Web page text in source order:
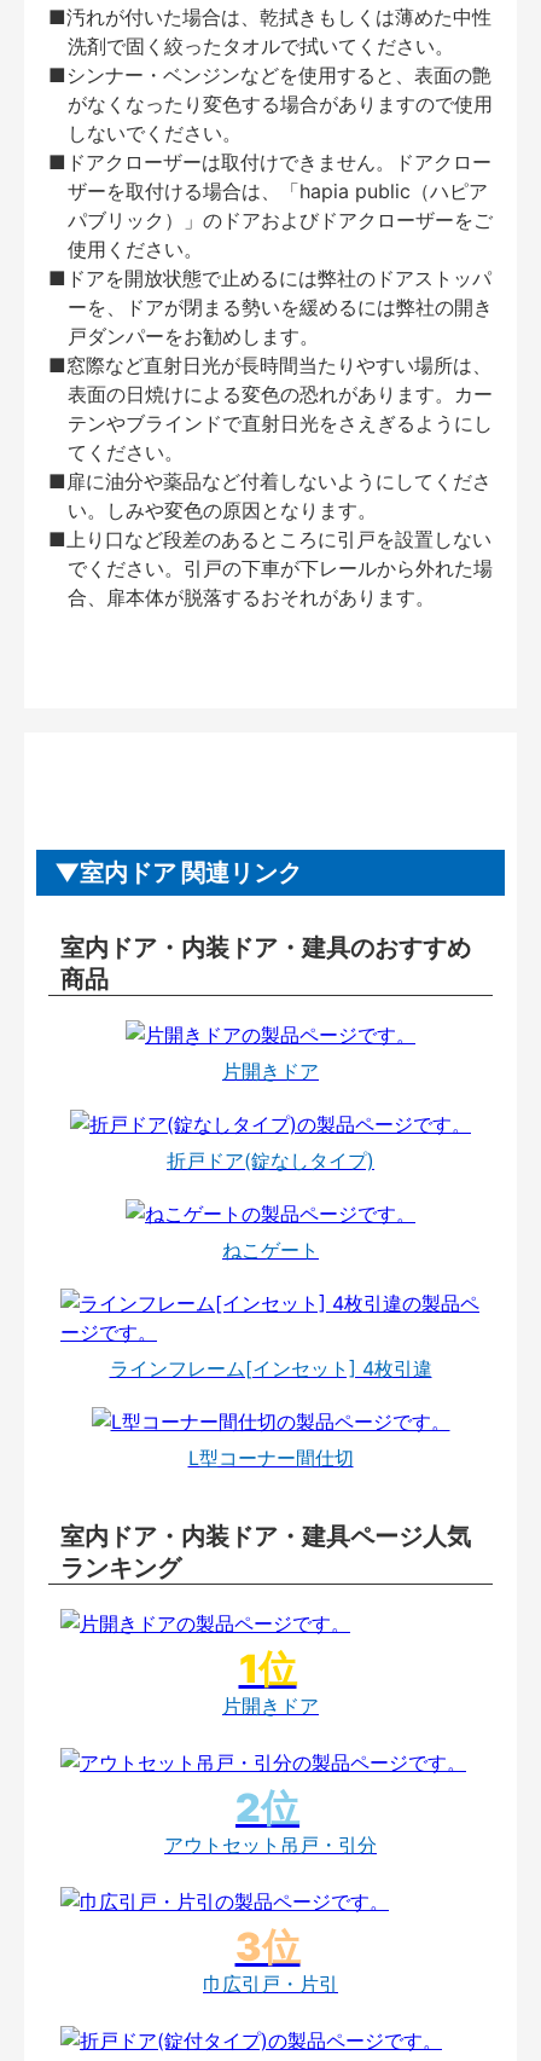
■汚れが付いた場合は、乾拭きもしくは薄めた中性
洗剤で固く絞ったタオルで拭いてください。
■シンナー・ベンジンなどを使用すると、表面の艶
がなくなったり変色する場合がありますので使用
しないでください。
■ドアクローザーは取付けできません。ドアクロー
ザーを取付ける場合は、「hapia public（ハピア
パブリック）」のドアおよびドアクローザーをご
使用ください。
■ドアを開放状態で止めるには弊社のドアストッパ
ーを、ドアが閉まる勢いを緩めるには弊社の開き
戸ダンパーをお勧めします。
■窓際など直射日光が長時間当たりやすい場所は、
表面の日焼けによる変色の恐れがあります。カー
テンやブラインドで直射日光をさえぎるようにし
てください。
■扉に油分や薬品など付着しないようにしてくださ
い。しみや変色の原因となります。
■上り口など段差のあるところに引戸を設置しない
でください。引戸の下車が下レールから外れた場
合、扉本体が脱落するおそれがあります。
室内ドア 関連リンク
室内ドア・内装ドア・建具のおすすめ
商品
片開きドア
折戸ドア(錠なしタイプ)
ねこゲート
ラインフレーム[インセット] 4枚引違
L型コーナー間仕切
室内ドア・内装ドア・建具ページ人気
ランキング
片開きドア
アウトセット吊戸・引分
巾広引戸・片引